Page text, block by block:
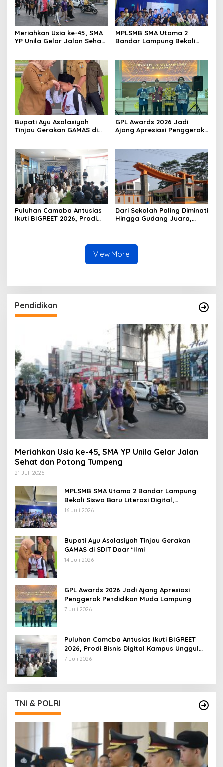
Meriahkan Usia ke-45, SMA
YP Unila Gelar Jalan Sehat
MPLSMB SMA Utama 2
Bandar Lampung Bekali
Bermedia Sosial
Bupati Ayu Asalasiyah
Tinjau Gerakan GAMAS di
GPL Awards 2026 Jadi
Ajang Apresiasi Penggerak
Puluhan Camaba Antusias
Ikuti BIGREET 2026, Prodi
Dari Sekolah Paling Diminati
Hingga Gudang Juara,
View More
Pendidikan
Meriahkan Usia ke-45, SMA YP Unila Gelar Jalan
Sehat dan Potong Tumpeng
21 Juli 2026
MPLSMB SMA Utama 2 Bandar Lampung
Bekali Siswa Baru Literasi Digital,
Jurnalistik, dan Etika Bermedia Sosial
16 Juli 2026
Bupati Ayu Asalasiyah Tinjau Gerakan
GAMAS di SDIT Daar ‘Ilmi
14 Juli 2026
GPL Awards 2026 Jadi Ajang Apresiasi
Penggerak Pendidikan Muda Lampung
7 Juli 2026
Puluhan Camaba Antusias Ikuti BIGREET
2026, Prodi Bisnis Digital Kampus Unggul
IIB Darmajaya Hadirkan Deretan
7 Juli 2026
TNI & POLRI